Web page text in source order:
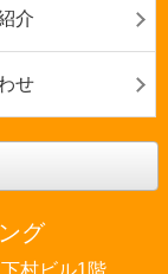
介
せ
グ